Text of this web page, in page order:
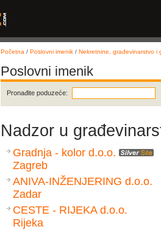
Početna / Poslovni imenik / Nekretnine, građevinarstvo i
Poslovni imenik
Pronađite poduzeće:
Nadzor u
Gradnja - kolor d.o.o.
Zagreb
ANIVA-INŽENJERING d.o.o.
Zadar
CESTE - RIJEKA d.o.o.
Rijeka